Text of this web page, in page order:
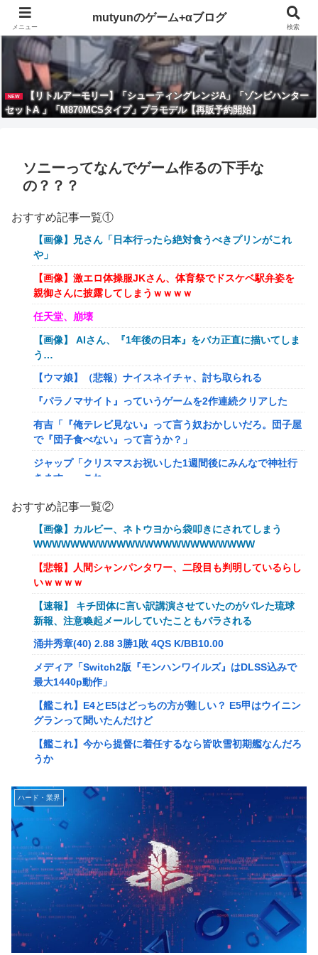
NEW
【リトルアーモリー】「シューティングレンジA」「ゾンビハンター
セットA 」「M870MCSタイプ」プラモデル【再販予約開始】
ソニーってなんでゲーム作るの下手な
の？？？
おすすめ記事一覧①
【画像】兄さん「日本行ったら絶対食うべきプリンがこれ
や」
【画像】激エロ体操服JKさん、体育祭でドスケベ駅弁姿を
親御さんに披露してしまうｗｗｗｗ
任天堂、崩壊
【画像】 AIさん、『1年後の日本』をバカ正直に描いてしま
う…
【ウマ娘】（悲報）ナイスネイチャ、討ち取られる
『パラノマサイト』っていうゲームを2作連続クリアした
有吉「『俺テレビ見ない』って言う奴おかしいだろ。団子屋
で『団子食べない』って言うか？」
ジャップ「クリスマスお祝いした1週間後にみんなで神社行
きます」←これ
【画像】令和最新版のあのちゃん、可愛過ぎてワイらにブッ
刺さりまくりw w w w w w
オワコン扱いされていたデジモンさん、令和に全盛期を超え
る利益を生み出していた
【爆笑ｗ】バッグひったくりを試みた男、バイクを盗られ
る！
【動画】新型のさすまた、限界突破www
メディア「Switch2版『モンハンワイルズ』はDLSS込みで
最大1440p動作」
【艦これ】E4とE5はどっちの方が難しい？ E5甲はウイニン
グランって聞いたんだけど
【艦これ】今から提督に着任するなら皆吹雪初期艦なんだろ
うか
【艦これ】バニ黒潮親潮 他
【ポケモンGO】リモート交換って 大半が交換レート合わせ
ない奴多くね？
【衝撃】クルタ族虐 殺の犯人、ツェリードニヒで確定！ク
ロロの演劇のせいで2人も無駄死ににwwww
【悲報】ライター「ちいかわが反社とコラボしてた」ﾊﾟｼｬｯ
死神のコスプレをして隣のビルの屋上から病院を眺めていた
男を逮捕ｗｗｗ
【画像】コスプレイヤーが死ぬ気で痩せた結果ｗｗｗｗ
おすすめ記事一覧②
【画像】カルビー、ネトウヨから袋叩きにされてしまう
WWWWWWWWWWWWWWWWWWWWWWWW
【悲報】人間シャンパンタワー、二段目も判明しているらし
いｗｗｗｗ
【速報】 キチ団体に言い訳講演させていたのがバレた琉球
新報、注意喚起メールしていたこともバラされる
涌井秀章(40) 2.88 3勝1敗 4QS K/BB10.00
メディア「Switch2版『モンハンワイルズ』はDLSS込みで
最大1440p動作」
【艦これ】E4とE5はどっちの方が難しい？ E5甲はウイニン
グランって聞いたんだけど
【艦これ】今から提督に着任するなら皆吹雪初期艦なんだろ
うか
【速報】専門家「イオンモール熊本の爆心地に”こんなも
の”があったんだけど…」
【画像】かつて天下を獲っていたYouTuberの現在ｗｗｗｗ
【速報】熊本イオンモール、爆発の原因は『これ』の可能性
【悲報】コレコレ、月収1億円ｗｗｗそりゃ外出るのにボデ
ィガードつけるわ…
【悲報】有名漫画家、がんを公表「大腸癌になってしまいま
した。肝臓に転移も見られてステージ4です」
ハード・業界
メニュー
mutyunのゲーム+αブログ
検索